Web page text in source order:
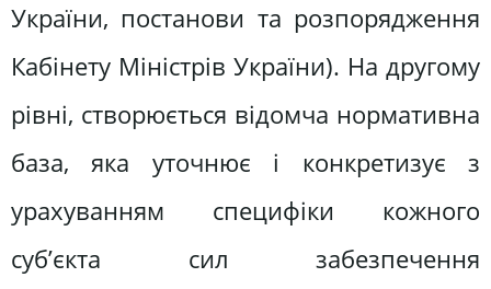
України, постанови та розпорядження
Кабінету Міністрів України). На другому
рівні, створюється відомча нормативна
база, яка уточнює і конкретизує з
урахуванням специфіки кожного
суб’єкта сил забезпечення